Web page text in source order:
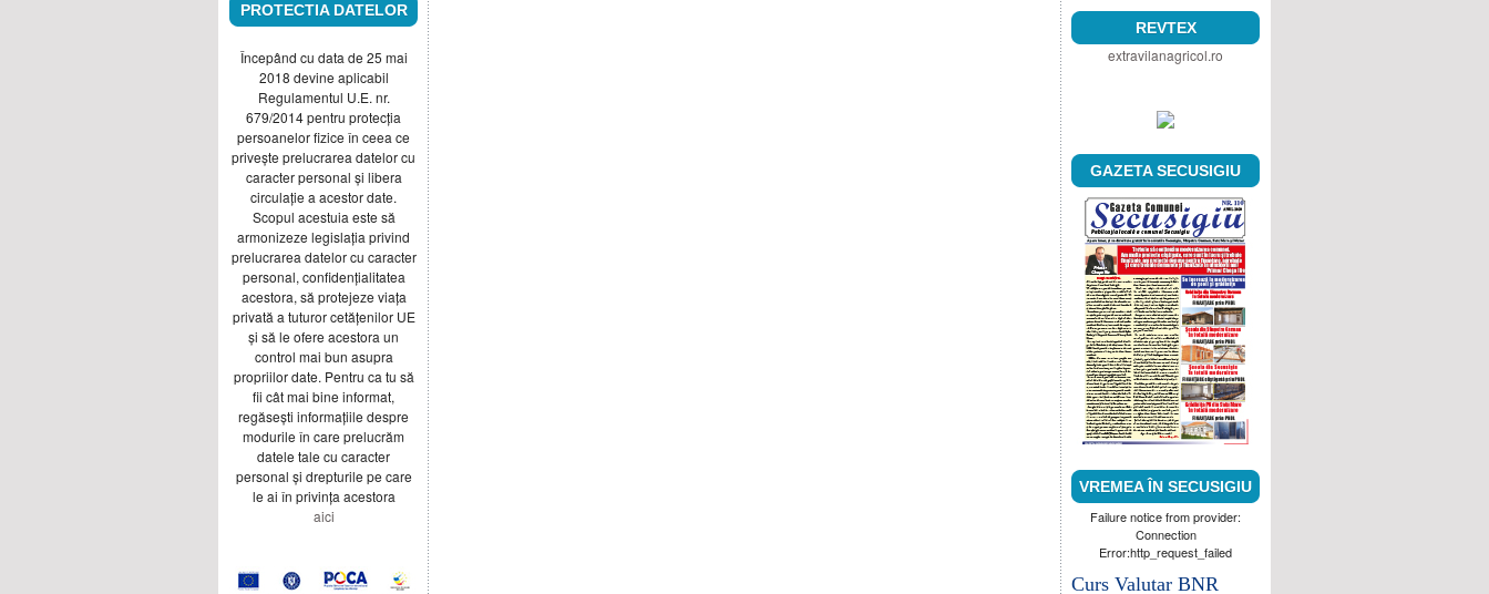
PROTECTIA DATELOR
Începând cu data de 25 mai
2018 devine aplicabil
Regulamentul U.E. nr.
679/2014 pentru protecția
persoanelor fizice în ceea ce
privește prelucrarea datelor cu
caracter personal și libera
circulație a acestor date.
Scopul acestuia este să
armonizeze legislația privind
prelucrarea datelor cu caracter
personal, confidențialitatea
acestora, să protejeze viața
privată a tuturor cetățenilor UE
și să le ofere acestora un
control mai bun asupra
propriilor date. Pentru ca tu să
fii cât mai bine informat,
regăsești informațiile despre
modurile în care prelucrăm
datele tale cu caracter
personal și drepturile pe care
le ai în privința acestora
aici
REVTEX
extravilanagricol.ro
GAZETA SECUSIGIU
VREMEA ÎN SECUSIGIU
Failure notice from provider:
Connection
Error:http_request_failed
Curs Valutar BNR